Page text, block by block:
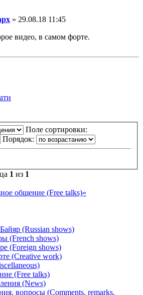
» 29.08.18 11:45
видео, в самом форте.
Поле сортировки:
Порядок:
1 из 1
общение (Free talks)»
(Russian shows)
(French shows)
(Foreign shows)
(Creative work)
(Free talks)
(News)
вопросы (Comments, remarks,